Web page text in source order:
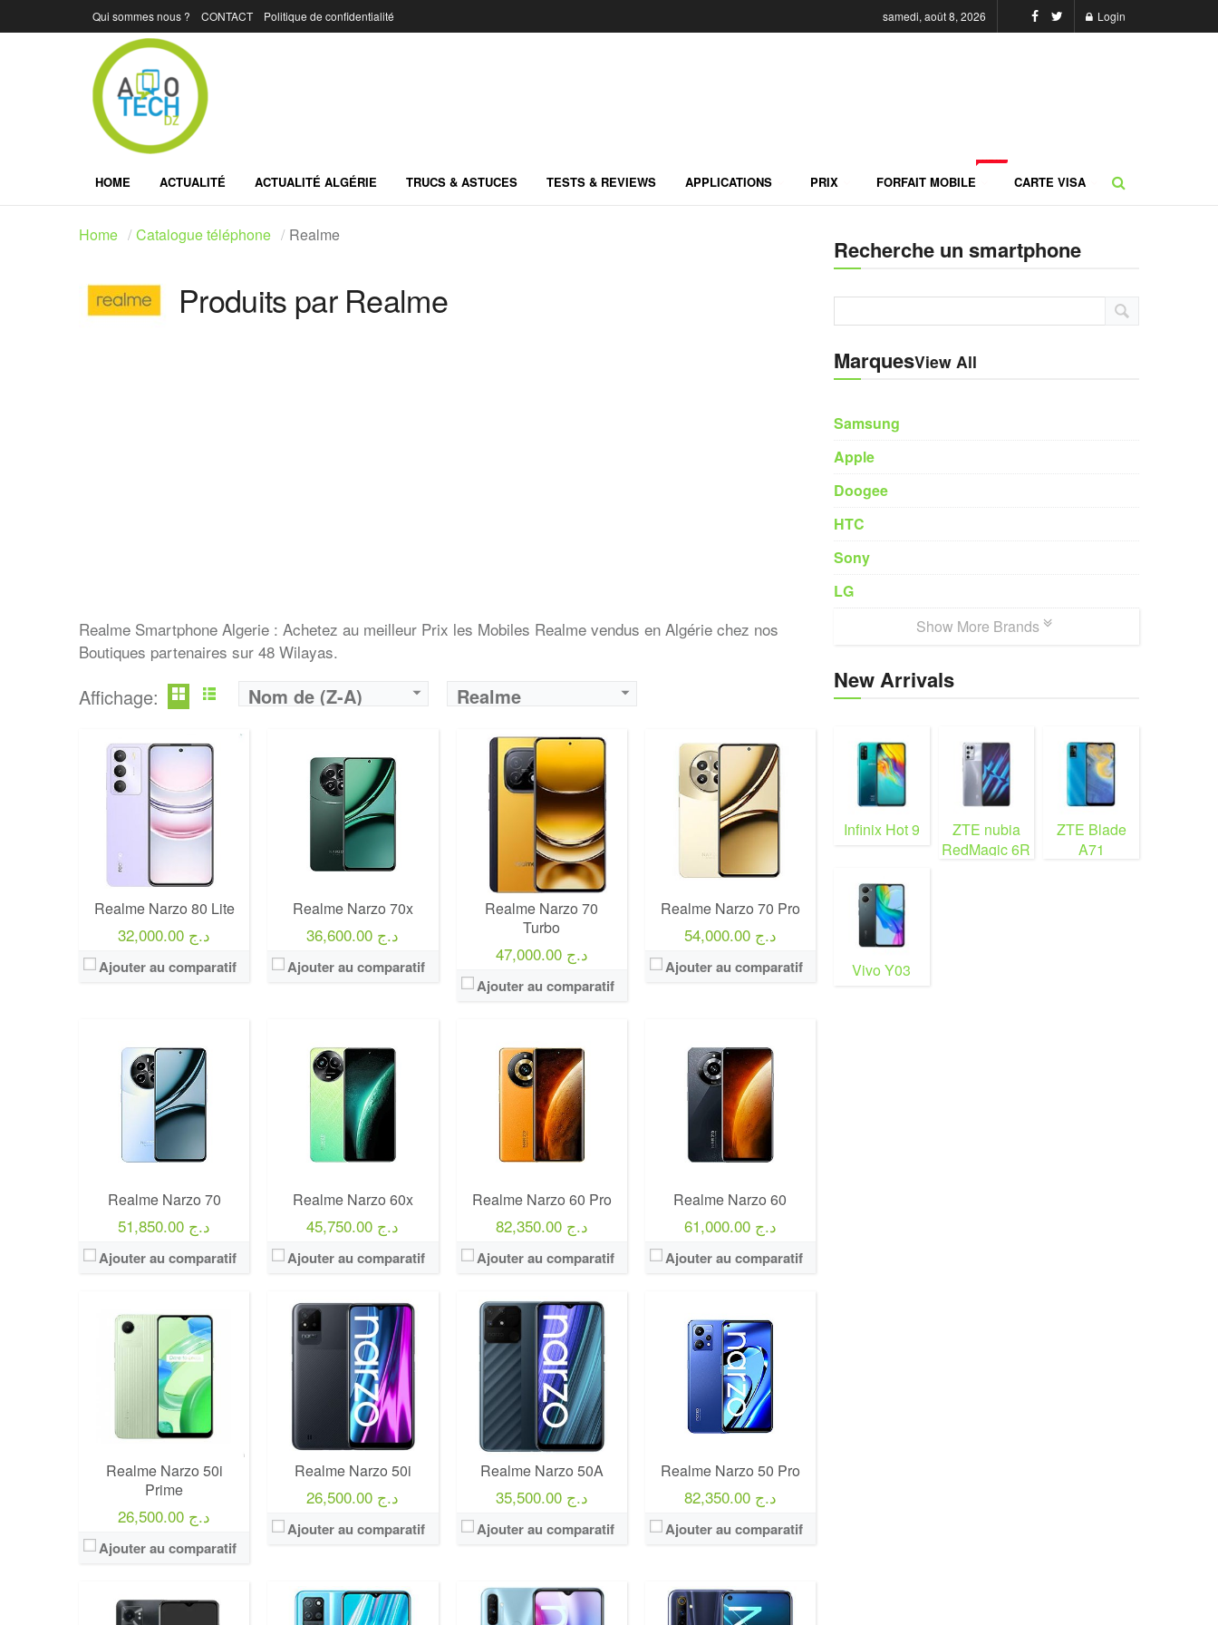
Qui sommes nous ? CONTACT Politique de confidentialité samedi, août 8, 2026 Login
HOME ACTUALITÉ ACTUALITÉ ALGÉRIE TRUCS & ASTUCES TESTS & REVIEWS APPLICATIONS PRIX FORFAIT MOBILE CARTE VISA
Home Catalogue téléphone Realme
Produits par Realme
Realme Smartphone Algerie : Achetez au meilleur Prix les Mobiles Realme vendus en Algérie chez nos
Boutiques partenaires sur 48 Wilayas.
Affichage: Nom de (Z-A) Realme
Realme Narzo 80 Lite
32,000.00 د.ج
Ajouter au comparatif
Realme Narzo 70x
36,600.00 د.ج
Ajouter au comparatif
Realme Narzo 70
Turbo
47,000.00 د.ج
Ajouter au comparatif
Realme Narzo 70 Pro
54,000.00 د.ج
Ajouter au comparatif
Realme Narzo 70
51,850.00 د.ج
Ajouter au comparatif
Realme Narzo 60x
45,750.00 د.ج
Ajouter au comparatif
Realme Narzo 60 Pro
82,350.00 د.ج
Ajouter au comparatif
Realme Narzo 60
61,000.00 د.ج
Ajouter au comparatif
Realme Narzo 50i
Prime
26,500.00 د.ج
Ajouter au comparatif
Realme Narzo 50i
26,500.00 د.ج
Ajouter au comparatif
Realme Narzo 50A
35,500.00 د.ج
Ajouter au comparatif
Realme Narzo 50 Pro
82,350.00 د.ج
Ajouter au comparatif
Recherche un smartphone
MarquesView All
Samsung
Apple
Doogee
HTC
Sony
LG
Show More Brands
New Arrivals
Infinix Hot 9
ZTE nubia
RedMagic 6R
ZTE Blade
A71
Vivo Y03